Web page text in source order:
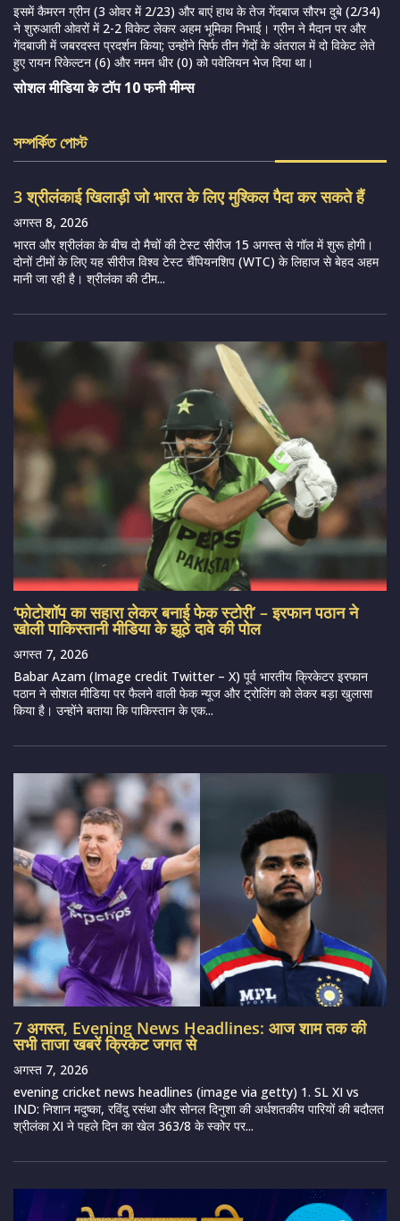
इसमें कैमरन ग्रीन (3 ओवर में 2/23) और बाएं हाथ के तेज गेंदबाज सौरभ दुबे (2/34)
ने शुरुआती ओवरों में 2-2 विकेट लेकर अहम भूमिका निभाई। ग्रीन ने मैदान पर और
गेंदबाजी में जबरदस्त प्रदर्शन किया; उन्होंने सिर्फ तीन गेंदों के अंतराल में दो विकेट लेते
हुए रायन रिकेल्टन (6) और नमन धीर (0) को पवेलियन भेज दिया था।
सोशल मीडिया के टाॅप 10 फनी मीम्स
সম্পর্কিত পোস্ট
3 श्रीलंकाई खिलाड़ी जो भारत के लिए मुश्किल पैदा कर सकते हैं
अगस्त 8, 2026
भारत और श्रीलंका के बीच दो मैचों की टेस्ट सीरीज 15 अगस्त से गॉल में शुरू होगी।
दोनों टीमों के लिए यह सीरीज विश्व टेस्ट चैंपियनशिप (WTC) के लिहाज से बेहद अहम
मानी जा रही है। श्रीलंका की टीम...
‘फोटोशॉप का सहारा लेकर बनाई फेक स्टोरी’ – इरफान पठान ने
खोली पाकिस्तानी मीडिया के झूठे दावे की पोल
अगस्त 7, 2026
Babar Azam (Image credit Twitter – X) पूर्व भारतीय क्रिकेटर इरफान
पठान ने सोशल मीडिया पर फैलने वाली फेक न्यूज और ट्रोलिंग को लेकर बड़ा खुलासा
किया है। उन्होंने बताया कि पाकिस्तान के एक...
7 अगस्त, Evening News Headlines: आज शाम तक की
सभी ताजा खबरें क्रिकेट जगत से
अगस्त 7, 2026
evening cricket news headlines (image via getty) 1. SL XI vs
IND: निशान मदुष्का, रविंदु रसंथा और सोनल दिनुशा की अर्धशतकीय पारियों की बदौलत
श्रीलंका XI ने पहले दिन का खेल 363/8 के स्कोर पर...